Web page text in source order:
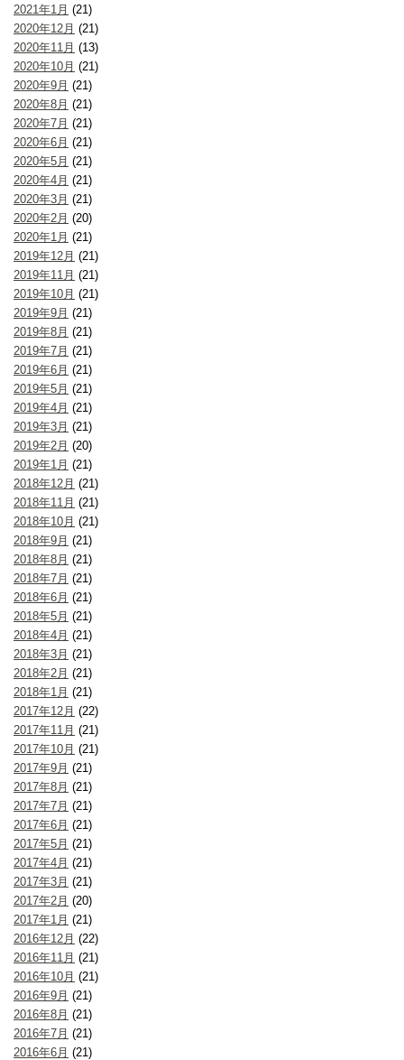
2021年1月 (21)
2020年12月 (21)
2020年11月 (13)
2020年10月 (21)
2020年9月 (21)
2020年8月 (21)
2020年7月 (21)
2020年6月 (21)
2020年5月 (21)
2020年4月 (21)
2020年3月 (21)
2020年2月 (20)
2020年1月 (21)
2019年12月 (21)
2019年11月 (21)
2019年10月 (21)
2019年9月 (21)
2019年8月 (21)
2019年7月 (21)
2019年6月 (21)
2019年5月 (21)
2019年4月 (21)
2019年3月 (21)
2019年2月 (20)
2019年1月 (21)
2018年12月 (21)
2018年11月 (21)
2018年10月 (21)
2018年9月 (21)
2018年8月 (21)
2018年7月 (21)
2018年6月 (21)
2018年5月 (21)
2018年4月 (21)
2018年3月 (21)
2018年2月 (21)
2018年1月 (21)
2017年12月 (22)
2017年11月 (21)
2017年10月 (21)
2017年9月 (21)
2017年8月 (21)
2017年7月 (21)
2017年6月 (21)
2017年5月 (21)
2017年4月 (21)
2017年3月 (21)
2017年2月 (20)
2017年1月 (21)
2016年12月 (22)
2016年11月 (21)
2016年10月 (21)
2016年9月 (21)
2016年8月 (21)
2016年7月 (21)
2016年6月 (21)